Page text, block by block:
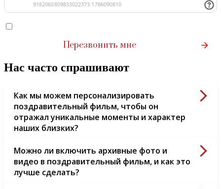
Нас часто спрашивают
Как мы можем персонализировать
поздравительный фильм, чтобы он
отражал уникальные моменты и характер
наших близких?
Можно ли включить архивные фото и
видео в поздравительный фильм, и как это
лучше сделать?